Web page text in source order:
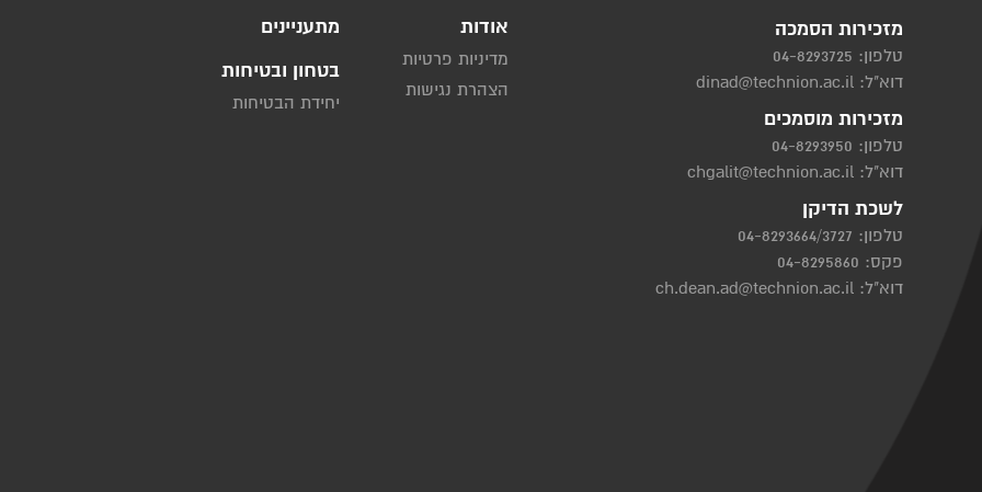
מזכירות הסמכה
טלפון: 04-8293725
דוא"ל: dinad@technion.ac.il
מזכירות מוסמכים
טלפון: 04-8293950
דוא"ל: chgalit@technion.ac.il
לשכת הדיקן
טלפון: 04-8293664/3727
פקס: 04-8295860
דוא"ל: ch.dean.ad@technion.ac.il
אודות
מדיניות פרטיות
הצהרת נגישות
מתעניינים
בטחון ובטיחות
יחידת הבטיחות